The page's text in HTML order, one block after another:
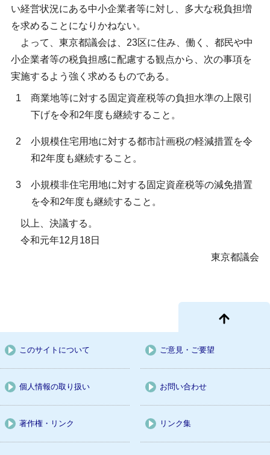
い経営状況にある中小企業者等に対し、多大な税負担増
を求めることになりかねない。
よって、東京都議会は、23区に住み、働く、都民や中
小企業者等の税負担感に配慮する観点から、次の事項を
実施するよう強く求めるものである。
1
商業地等に対する固定資産税等の負担水準の上限引
下げを令和2年度も継続すること。
2
小規模住宅用地に対する都市計画税の軽減措置を令
和2年度も継続すること。
3
小規模非住宅用地に対する固定資産税等の減免措置
を令和2年度も継続すること。
以上、決議する。
令和元年12月18日
東京都議会
このサイトについて ご意見・ご要望
個人情報の取り扱い お問い合わせ
著作権・リンク リンク集